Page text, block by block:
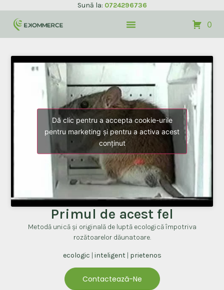
Sună la: 0724296736
0
Primul de acest fel
Metodă unică și originală de luptă ecologică împotriva
rozătoarelor dăunatoare.
ecologic | inteligent| prietenos
Contactează-Ne
Dă clic pentru a accepta cookie-urile
pentru marketing și pentru a activa acest
conținut